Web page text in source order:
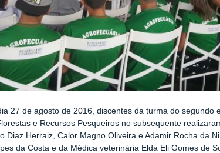
27 de agosto de 2016, discentes da turma do segundo
e Recursos Pesqueiros no subsequente
Diaz Herraiz, Calor Magno Oliveira e Adamir Rocha da
da Costa e da Médica veterinária Elda Eli Gomes de